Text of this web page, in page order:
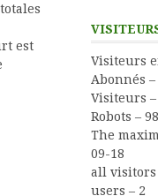
est
Visiteurs
Abonnés –
Visiteurs –
Robots –
The
09-18
all visitors
users – 2